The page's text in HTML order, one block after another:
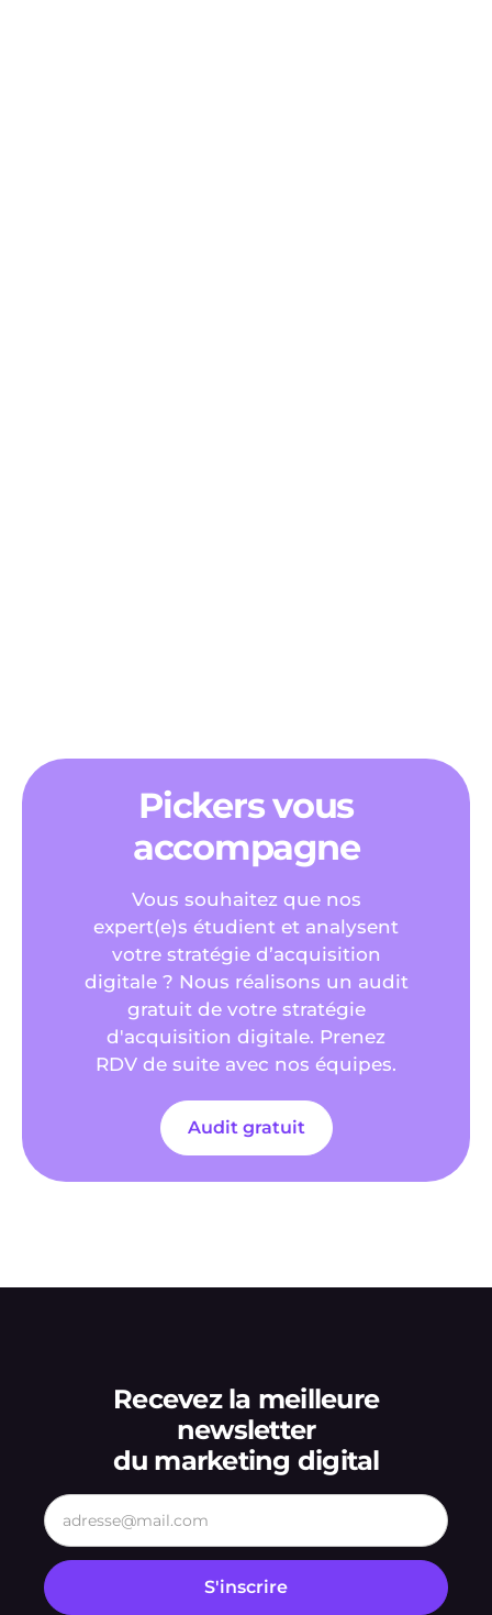
Pickers vous
accompagne
Vous souhaitez que nos
expert(e)s étudient et analysent
votre stratégie d’acquisition
digitale ? Nous réalisons un audit
gratuit de votre stratégie
d'acquisition digitale. Prenez
RDV de suite avec nos équipes.
Audit gratuit
Recevez la meilleure
newsletter
du marketing digital